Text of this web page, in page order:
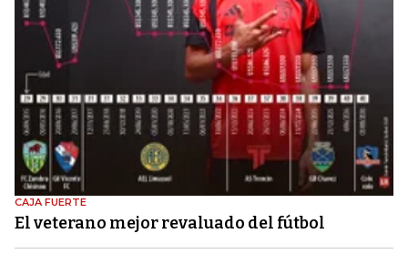
CAJA FUERTE
El veterano mejor revaluado del fútbol